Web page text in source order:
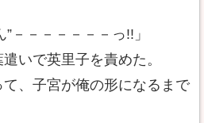
”－－－－－－－っ!!」
いで英里子を責めた。
て、子宮が俺の形になるまで